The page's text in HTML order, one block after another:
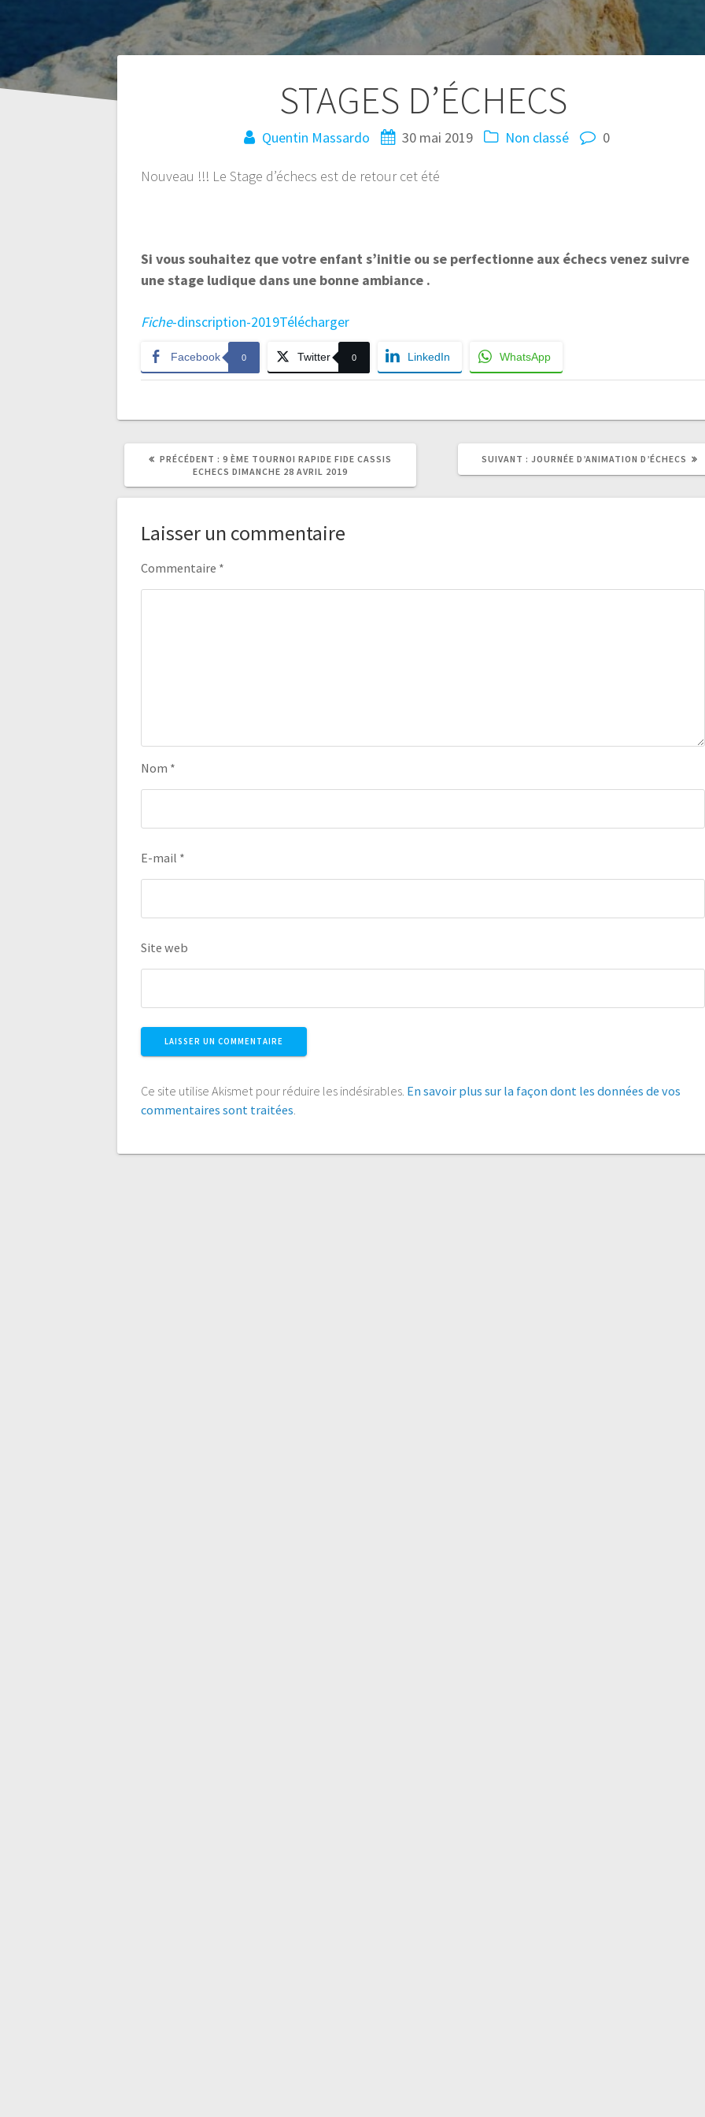
STAGES D’ÉCHECS
Quentin Massardo 30 mai 2019 Non classé 0
Nouveau !!! Le Stage d’échecs est de retour cet été
Si vous souhaitez que votre enfant s’initie ou se perfectionne aux échecs venez suivre
une stage ludique dans une bonne ambiance .
Fiche-dinscription-2019Télécharger
Facebook 0 Twitter 0 LinkedIn WhatsApp
Navigation
l’article
PRÉCÉDENT : ARTICLE
PRÉCÉDENT
9 ÈME TOURNOI RAPIDE FIDE CASSIS
ECHECS DIMANCHE 28 AVRIL 2019
SUIVANT : ARTICLE
JOURNÉE D’ANIMATION D’ÉCHECS
Laisser un commentaire
Commentaire *
Nom *
E-mail *
Site web
Ce site utilise Akismet pour réduire les indésirables. En savoir plus sur la façon dont les données de vos
commentaires sont traitées